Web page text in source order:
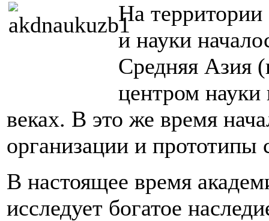
На территории
и науки
Средняя Азия
центром
веках. В это же время
организации и
В настоящее время
исследует богатое